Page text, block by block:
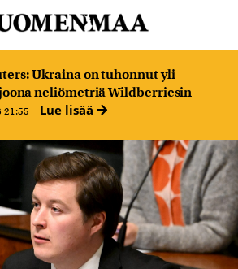
Ukraina on tuhonnut yli
neliömetriä Wildberriesin
21:55 Lue lisää